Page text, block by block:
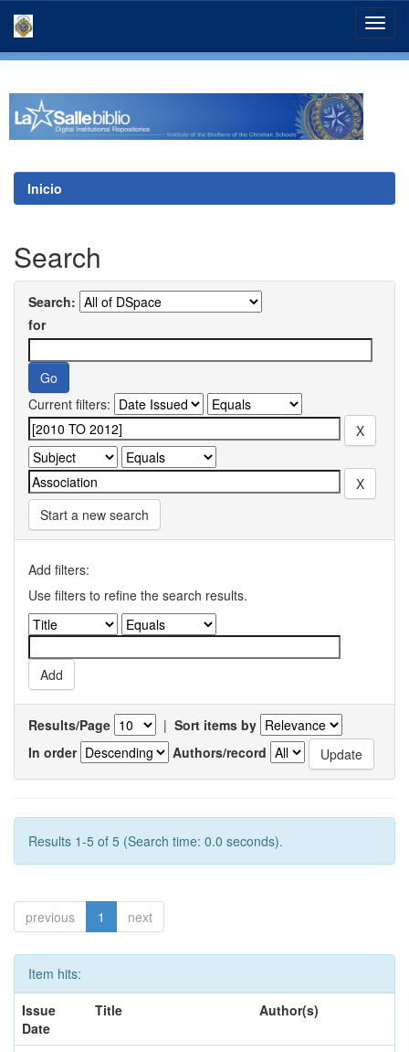
Inicio
Search
Search:
for
Current filters:
Start a new search
Add filters:
Use filters to refine the search results.
Results/Page | Sort items by
In order
Authors/record
Results 1-5 of 5 (Search time: 0.0 seconds).
previous 1 next
Item hits:
Issue
Date
Title Author(s)